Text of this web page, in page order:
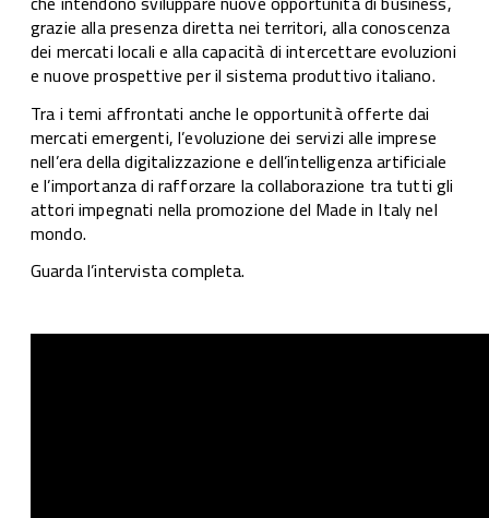
grazie alla presenza diretta nei territori, alla conoscenza
dei mercati locali e alla capacità di intercettare evoluzioni
e nuove prospettive per il sistema produttivo italiano.
Tra i temi affrontati anche le opportunità offerte dai
mercati emergenti, l’evoluzione dei servizi alle imprese
nell’era della digitalizzazione e dell’intelligenza artificiale
e l’importanza di rafforzare la collaborazione tra tutti gli
attori impegnati nella promozione del Made in Italy nel
mondo.
Guarda l’intervista completa.